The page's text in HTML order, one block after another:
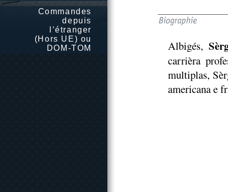
Commandes
depuis
l’étranger
(Hors UE) ou
DOM-TOM
Albigés,
carrièra
multiplas,
americana e